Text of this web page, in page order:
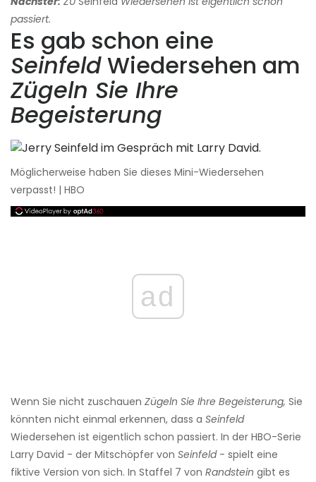
passiert.
Es gab schon eine
SeinfeldWiedersehen am
Zügeln Sie Ihre
Begeisterung
Möglicherweise haben Sie dieses Mini-Wiedersehen
verpasst! | HBO
ad
Wenn Sie nicht zuschauen Zügeln Sie Ihre Begeisterung, Sie
könnten nicht einmal erkennen, dass a Seinfeld
Wiedersehen ist eigentlich schon passiert. In der HBO-Serie
Larry David - der Mitschöpfer von Seinfeld- spielt eine
fiktive Version von sich. In Staffel 7 von Randstein gibt es